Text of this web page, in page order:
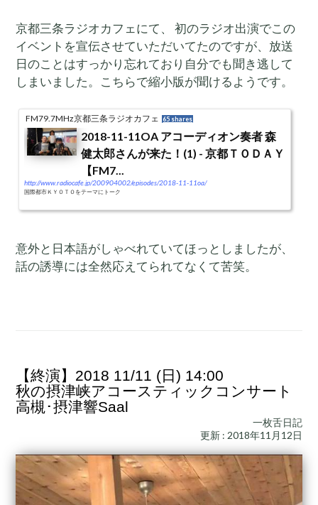
京都三条ラジオカフェにて、 初のラジオ出演でこの
イベントを宣伝させていただいてたのですが、放送
日のことはすっかり忘れており自分でも聞き逃して
しまいました。こちらで縮小版が聞けるようです。
FM79.7MHz京都三条ラジオカフェ 65 shares
2018-11-11OA アコーディオン奏者 森
健太郎さんが来た！(1) - 京都ＴＯＤＡＹ
【FM7...
http://www.radiocafe.jp/200904002/episodes/2018-11-11oa/
国際都市ＫＹＯＴＯをテーマにトーク
意外と日本語がしゃべれていてほっとしましたが、
話の誘導には全然応えてられてなくて苦笑。
【終演】2018 11/11 (日) 14:00
秋の摂津峡アコースティックコンサート
高槻･摂津響Saal
一枚舌日記
更新 : 2018年11月12日